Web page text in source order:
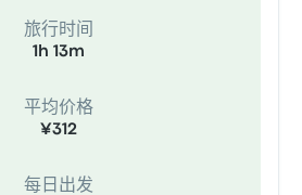
旅行时间
1h 13m
平均价格
¥312
每日出发